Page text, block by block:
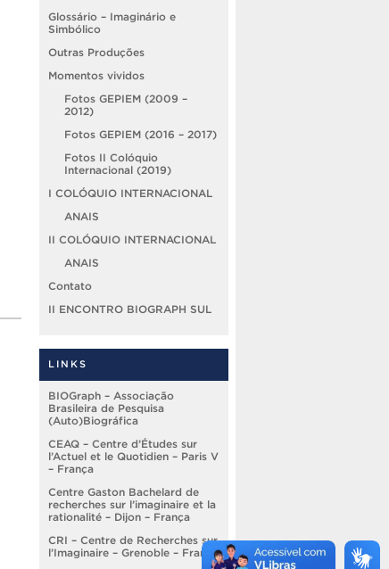
Glossário – Imaginário e
Simbólico
Outras Produções
Momentos vividos
Fotos GEPIEM (2009 –
2012)
Fotos GEPIEM (2016 – 2017)
Fotos II Colóquio
Internacional (2019)
I COLÓQUIO INTERNACIONAL
ANAIS
II COLÓQUIO INTERNACIONAL
ANAIS
Contato
II ENCONTRO BIOGRAPH SUL
LINKS
BIOGraph – Associação
Brasileira de Pesquisa
(Auto)Biográfica
CEAQ – Centre d’Études sur
l’Actuel et le Quotidien – Paris V
– França
Centre Gaston Bachelard de
recherches sur l’imaginaire et la
rationalité – Dijon – França
CRI – Centre de Recherches sur
l’Imaginaire – Grenoble – França